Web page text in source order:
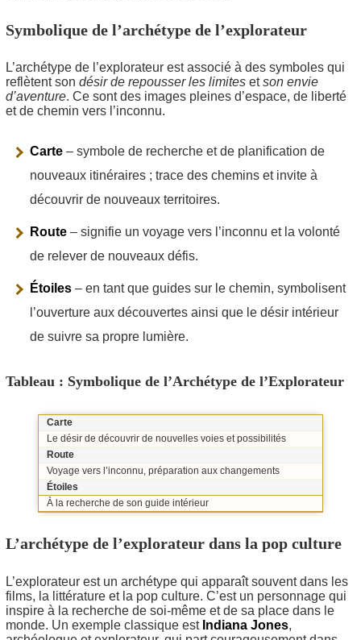
Symbolique de l’archétype de l’explorateur
L’archétype de l’explorateur est associé à des symboles qui
reflètent son désir de repousser les limites etson envie
d’aventure. Ce sont des images pleines d’espace, de liberté
et de chemin vers l’inconnu.
Carte – symbole de recherche et de planification de
nouveaux itinéraires ; trace des chemins et invite à
découvrir de nouveaux territoires.
Route – signifie un voyage vers l’inconnu et la volonté
de relever de nouveaux défis.
Étoiles – en tant que guides sur le chemin, symbolisent
l’ouverture aux découvertes ainsi que le désir intérieur
de suivre sa propre lumière.
Tableau : Symbolique de l’Archétype de l’Explorateur
Carte
Le désir de découvrir de nouvelles voies et possibilités
Route
Voyage vers l’inconnu, préparation aux changements
Étoiles
À la recherche de son guide intérieur
L’archétype de l’explorateur dans la pop culture
L’explorateur est un archétype qui apparaît souvent dans les
films, la littérature et la pop culture. C’est un personnage qui
inspire à la recherche de soi-même et de sa place dans le
monde. Un exemple classique est Indiana Jones,